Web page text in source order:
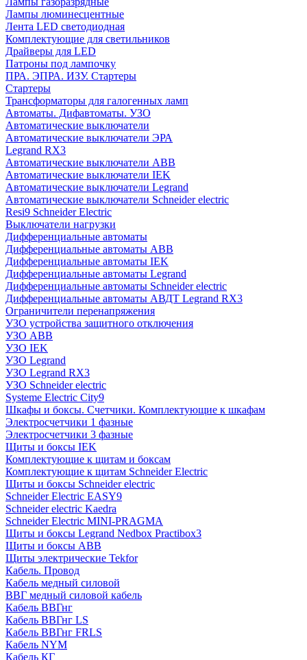
Лампы люминесцентные
Лента LED светодиодная
Комплектующие для светильников
Драйверы для LED
Патроны под лампочку
ПРА. ЭПРА. ИЗУ. Стартеры
Стартеры
Трансформаторы для галогенных ламп
Автоматы. Дифавтоматы. УЗО
Автоматические выключатели
Автоматические выключатели ЭРА
Legrand RX3
Автоматические выключатели ABB
Автоматические выключатели IEK
Автоматические выключатели Legrand
Автоматические выключатели Schneider electric
Resi9 Schneider Electric
Выключатели нагрузки
Дифференциальные автоматы
Дифференциальные автоматы ABB
Дифференциальные автоматы IEK
Дифференциальные автоматы Legrand
Дифференциальные автоматы Schneider electric
Дифференциальные автоматы АВДТ Legrand RX3
Ограничители перенапряжения
УЗО устройства защитного отключения
УЗО ABB
УЗО IEK
УЗО Legrand
УЗО Legrand RX3
УЗО Schneider electric
Systeme Electric City9
Шкафы и боксы. Счетчики. Комплектующие к шкафам
Электросчетчики 1 фазные
Электросчетчики 3 фазные
Щиты и боксы IEK
Комплектующие к щитам и боксам
Комплектующие к щитам Schneider Electric
Щиты и боксы Schneider electric
Schneider Electric EASY9
Schneider electric Kaedra
Schneider Electric MINI-PRAGMA
Щиты и боксы Legrand Nedbox Practibox3
Щиты и боксы ABB
Щиты электрические Tekfor
Кабель. Провод
Кабель медный силовой
ВВГ медный силовой кабель
Кабель ВВГнг
Кабель ВВГнг LS
Кабель ВВГнг FRLS
Кабель NYM
Кабель КГ